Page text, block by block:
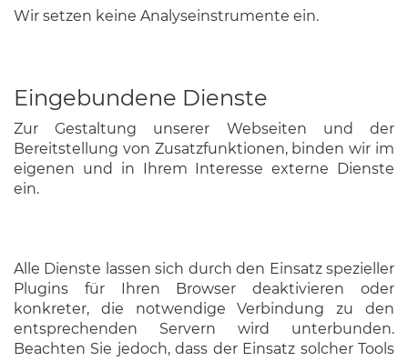
Wir setzen keine Analyseinstrumente ein.
Eingebundene Dienste
Zur Gestaltung unserer Webseiten und der
Bereitstellung von Zusatzfunktionen, binden wir im
eigenen und in Ihrem Interesse externe Dienste
ein.
Alle Dienste lassen sich durch den Einsatz spezieller
Plugins für Ihren Browser deaktivieren oder
konkreter, die notwendige Verbindung zu den
entsprechenden Servern wird unterbunden.
Beachten Sie jedoch, dass der Einsatz solcher Tools